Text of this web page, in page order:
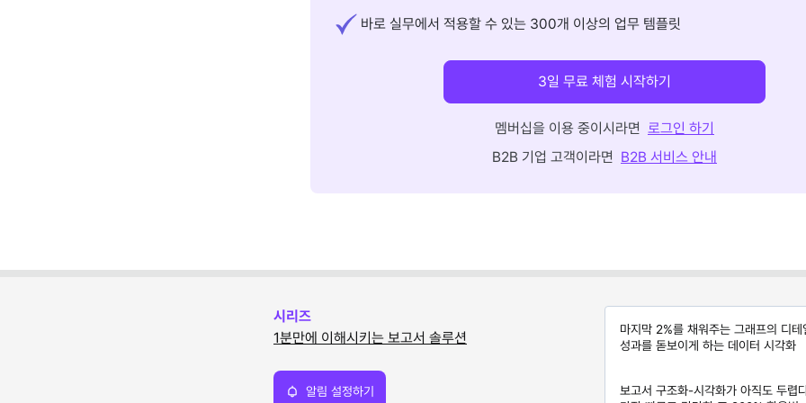
바로 실무에서 적용할 수 있는 300개 이상의 업무 템플릿
3일 무료 체험 시작하기
멤버십을 이용 중이시라면 로그인 하기
B2B 기업 고객이라면 B2B 서비스 안내
시리즈
1분만에 이해시키는 보고서 솔루션
알림 설정하기
마지막 2%를 채워주는 그래프의 디테
성과를 돋보이게 하는 데이터 시각화
보고서 구조화-시각화가 아직도 두렵